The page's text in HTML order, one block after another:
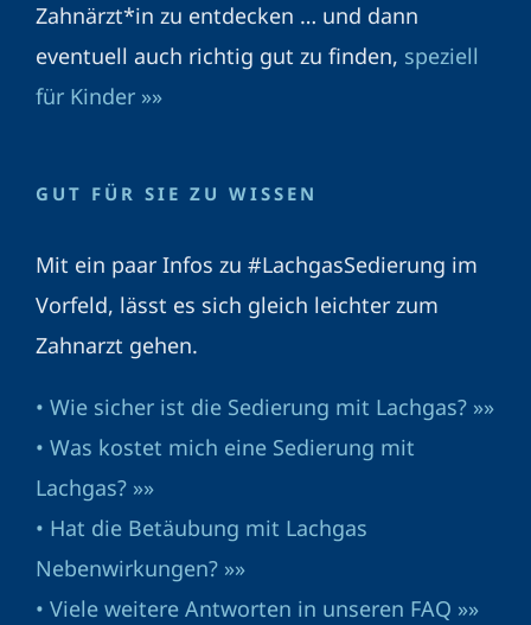
Zahnärzt*in zu entdecken … und dann
eventuell auch richtig gut zu finden, speziell
für Kinder »»
GUT FÜR SIE ZU WISSEN
Mit ein paar Infos zu #LachgasSedierung im
Vorfeld, lässt es sich gleich leichter zum
Zahnarzt gehen.
• Wie sicher ist die Sedierung mit Lachgas? »»
• Was kostet mich eine Sedierung mit
Lachgas? »»
• Hat die Betäubung mit Lachgas
Nebenwirkungen? »»
• Viele weitere Antworten in unseren FAQ »»